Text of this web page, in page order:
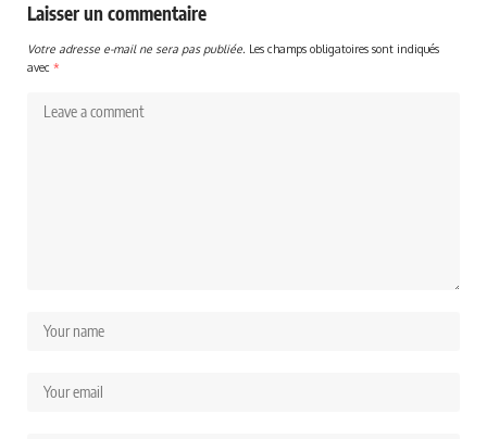
Laisser un commentaire
Votre adresse e-mail ne sera pas publiée. Les champs obligatoires sont indiqués
avec *